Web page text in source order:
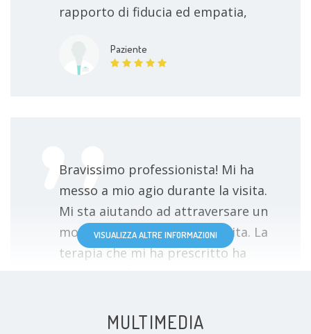
rapporto di fiducia ed empatia,
Paziente
Bravissimo professionista! Mi ha
messo a mio agio durante la visita.
Mi sta aiutando ad attraversare un
momento difficile della mia vita. La
terapia che mi ha prescritto ha
VISUALIZZA ALTRE INFORMAZIONI
MULTIMEDIA